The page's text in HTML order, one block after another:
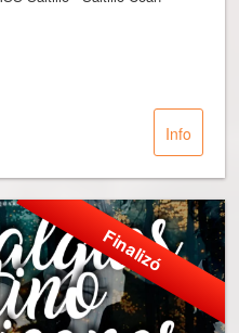
Info
Finalizó